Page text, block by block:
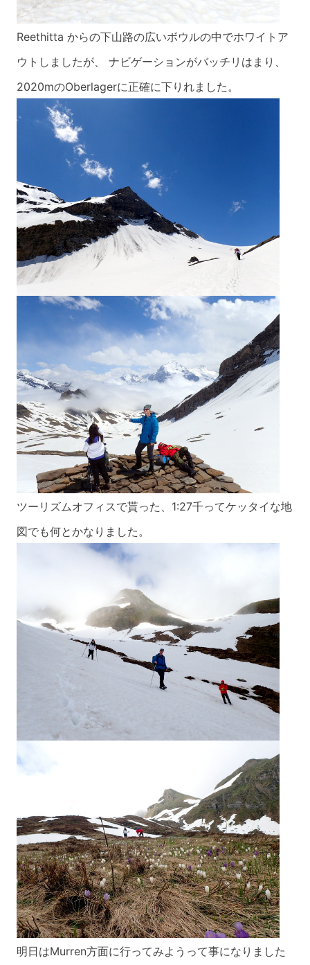
Reethitta からの下山路の広いボウルの中でホワイトア
ウトしましたが、 ナビゲーションがバッチリ はまり、
2020mのOberlagerに正確に下りれました。
ツーリズムオフィスで貰った、1:27千ってケッタイな地
図でも何とかなりました。
明日はMurren方面に行ってみようって事になりました